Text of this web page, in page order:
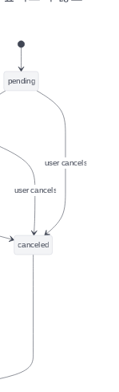
user cancels
user cancels
pending
canceled